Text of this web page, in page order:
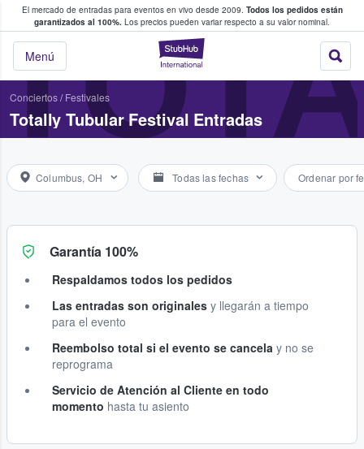
El mercado de entradas para eventos en vivo desde 2009. Todos los pedidos están
garantizados al 100%. Los precios pueden variar respecto a su valor nominal.
StubHub:
Menú
y venta de entradas entre fans
Conciertos/ Festivales
Totally Tubular Festival Entradas
Columbus, OH Todas las fechas Ordenar por
Garantía 100%
Respaldamos todos los pedidos
Las entradas son originales y llegarán a tiempo
para el evento
Reembolso total si el evento se cancela y no se
reprograma
Servicio de Atención al Cliente en todo
momento hasta tu asiento